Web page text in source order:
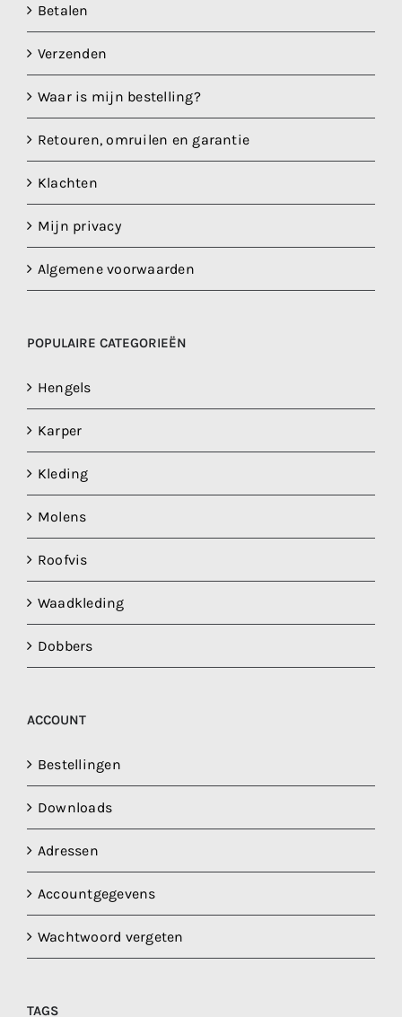
Betalen
Verzenden
Waar is mijn bestelling?
Retouren, omruilen en garantie
Klachten
Mijn privacy
Algemene voorwaarden
POPULAIRE CATEGORIEËN
Hengels
Karper
Kleding
Molens
Roofvis
Waadkleding
Dobbers
ACCOUNT
Bestellingen
Downloads
Adressen
Accountgegevens
Wachtwoord vergeten
TAGS